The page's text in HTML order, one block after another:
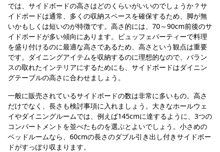
では、サイドボードの高さはどのくらいがいいのでしょうか？サ
イドボードは通常、多くの収納スペースを確保するため、脚が無
いかもしくは短いのが特徴です。高さ的には、70～90cm前後のサ
イドボードが多い傾向にあります。ビュッフェパーティーで料理
を盛り付けるのに最適な高さであるため、高さという観点は重要
です。ダイニングアイテムを収納するのに理想的なので、バラン
スの取れたインテリアにするためにも、サイドボードはダイニン
グテーブルの高さに合わせましょう。
一般に販売されているサイドボードの数は非常に多いもの。高さ
だけでなく、長さも検討事項に入れましょう。大きなホールウェ
イやダイニングルームでは、例えば145cmに達するように、3つの
コンパートメントを並べたものを選ぶとよいでしょう。小さめの
ベッドルームなら、60cmの長さのダブル引き出し付きサイドボー
ドがすっぽり収まります。